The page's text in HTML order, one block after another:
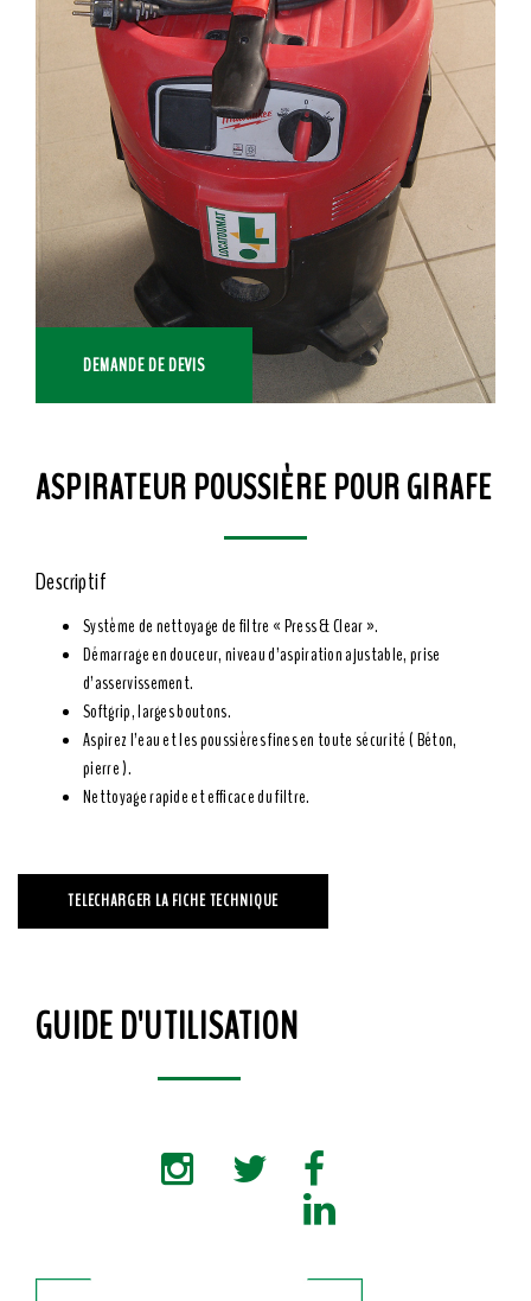
DEMANDE DE DEVIS
ASPIRATEUR POUSSIÈRE POUR GIRAFE
Descriptif
Système de nettoyage de filtre « Press & Clear ».
Démarrage en douceur, niveau d’aspiration ajustable, prise
d’asservissement.
Softgrip, larges boutons.
Aspirez l’eau et les poussières fines en toute sécurité ( Béton,
pierre ).
Nettoyage rapide et efficace du filtre.
TELECHARGER LA FICHE TECHNIQUE
GUIDE D'UTILISATION